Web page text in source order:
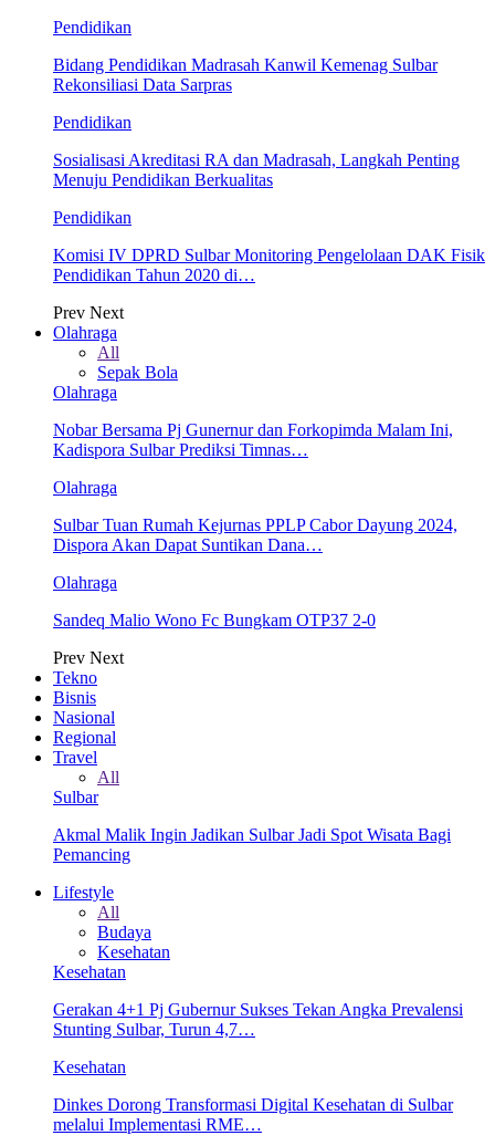
Pendidikan
Bidang Pendidikan Madrasah Kanwil Kemenag Sulbar
Rekonsiliasi Data Sarpras
Pendidikan
Sosialisasi Akreditasi RA dan Madrasah, Langkah Penting
Menuju Pendidikan Berkualitas
Pendidikan
Komisi IV DPRD Sulbar Monitoring Pengelolaan DAK Fisik
Pendidikan Tahun 2020 di…
Prev Next
Olahraga
All
Sepak Bola
Olahraga
Nobar Bersama Pj Gunernur dan Forkopimda Malam Ini,
Kadispora Sulbar Prediksi Timnas…
Olahraga
Sulbar Tuan Rumah Kejurnas PPLP Cabor Dayung 2024,
Dispora Akan Dapat Suntikan Dana…
Olahraga
Sandeq Malio Wono Fc Bungkam OTP37 2-0
Prev Next
Tekno
Bisnis
Nasional
Regional
Travel
All
Sulbar
Akmal Malik Ingin Jadikan Sulbar Jadi Spot Wisata Bagi
Pemancing
Lifestyle
All
Budaya
Kesehatan
Kesehatan
Gerakan 4+1 Pj Gubernur Sukses Tekan Angka Prevalensi
Stunting Sulbar, Turun 4,7…
Kesehatan
Dinkes Dorong Transformasi Digital Kesehatan di Sulbar
melalui Implementasi RME…